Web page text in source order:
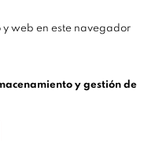
y web en este navegador
y gestión de